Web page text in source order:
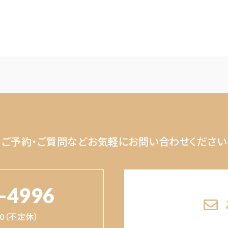
ご予約・ご質問などお気軽にお問い合わせください
4996
不定休）